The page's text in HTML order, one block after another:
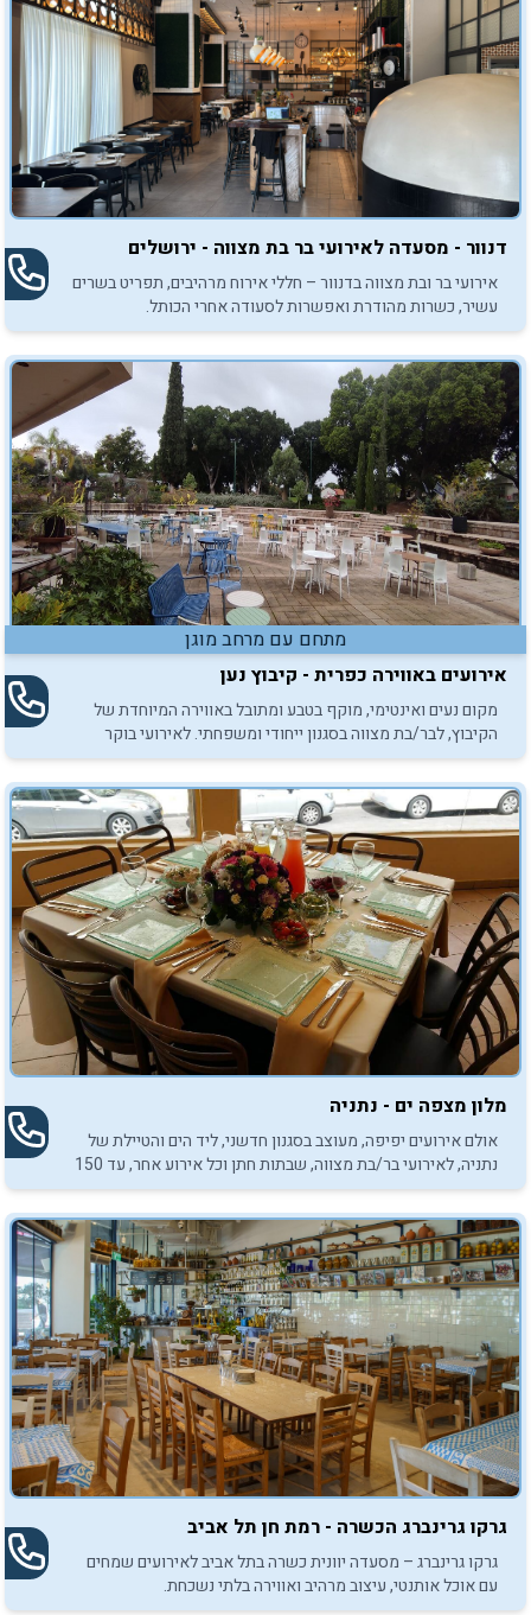
דנוור - מסעדה לאירועי בר בת מצווה - ירושלים
אירועי בר ובת מצווה בדנוור – חללי אירוח מרהיבים, תפריט בשרים
עשיר, כשרות מהודרת ואפשרות לסעודה אחרי הכותל.
מתחם עם מרחב מוגן
אירועים באווירה כפרית - קיבוץ נען
מקום נעים ואינטימי, מוקף בטבע ומתובל באווירה המיוחדת של
הקיבוץ, לבר/בת מצווה בסגנון ייחודי ומשפחתי. לאירועי בוקר
צהריים וערב עם ארוחות משובחות.
מלון מצפה ים - נתניה
אולם אירועים יפיפה, מעוצב בסגנון חדשני, ליד הים והטיילת של
נתניה, לאירועי בר/בת מצווה, שבתות חתן וכל אירוע אחר, עד 150
אנשים. כשר בהשגחת הרבנות נתניה.
גרקו גרינברג הכשרה - רמת חן תל אביב
גרקו גרינברג – מסעדה יוונית כשרה בתל אביב לאירועים שמחים
עם אוכל אותנטי, עיצוב מרהיב ואווירה בלתי נשכחת.